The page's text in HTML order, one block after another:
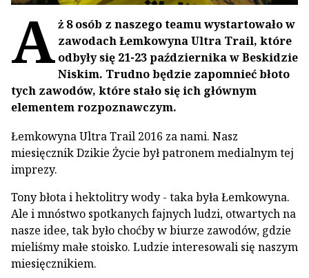
Aż 8 osób z naszego teamu wystartowało w
zawodach Łemkowyna Ultra Trail, które
odbyły się 21-23 października w Beskidzie
Niskim. Trudno będzie zapomnieć błoto
tych zawodów, które stało się ich głównym
elementem rozpoznawczym.
Łemkowyna Ultra Trail 2016 za nami. Nasz
miesięcznik Dzikie Życie był patronem medialnym tej
imprezy.
Tony błota i hektolitry wody - taka była Łemkowyna.
Ale i mnóstwo spotkanych fajnych ludzi, otwartych na
nasze idee, tak było choćby w biurze zawodów, gdzie
mieliśmy małe stoisko. Ludzie interesowali się naszym
miesięcznikiem.